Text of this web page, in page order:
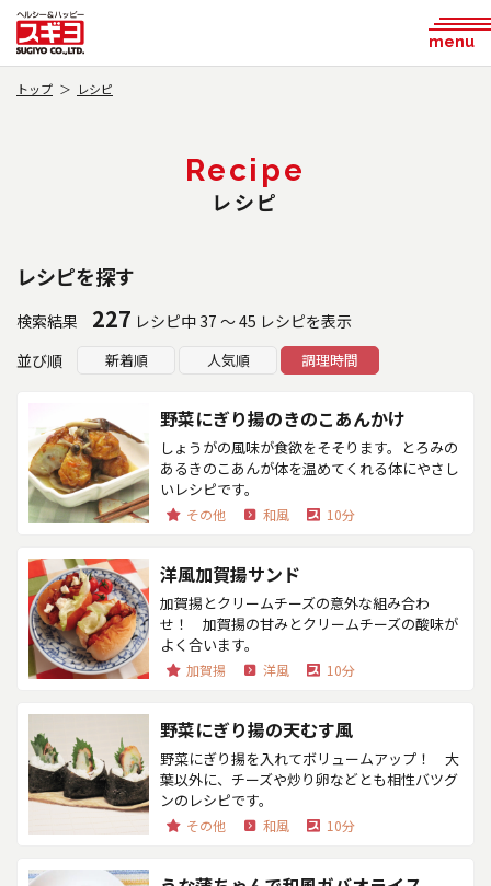
menu
トップ レシピ
Recipe
レシピ
レシピを探す
検索結果 227 レシピ中 37 ～ 45 レシピを表示
並び順
新着順 人気順 調理時間
野菜にぎり揚のきのこあんかけ
しょうがの風味が食欲をそそります。とろみの
あるきのこあんが体を温めてくれる体にやさし
いレシピです。
その他 和風 10分
洋風加賀揚サンド
加賀揚とクリームチーズの意外な組み合わ
せ！ 加賀揚の甘みとクリームチーズの酸味が
よく合います。
加賀揚 洋風 10分
野菜にぎり揚の天むす風
野菜にぎり揚を入れてボリュームアップ！ 大
葉以外に、チーズや炒り卵などとも相性バツグ
ンのレシピです。
その他 和風 10分